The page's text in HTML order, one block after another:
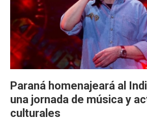
Paraná homenajeará al
una jornada de música y
culturales